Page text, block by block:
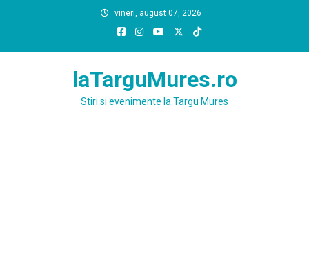
vineri, august 07, 2026
laTarguMures.ro
Stiri si evenimente la Targu Mures